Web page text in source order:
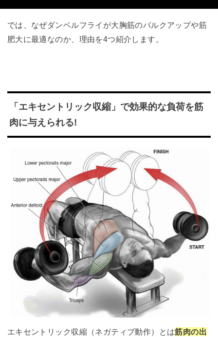
では、なぜダンベルフライが大胸筋のバルクアップや筋
肥大に最適なのか、理由を4つ紹介します。
「エキセントリック収縮」で効果的な負荷を筋
肉に与えられる!
エキセントリック収縮（ネガティブ動作）とは筋肉の出